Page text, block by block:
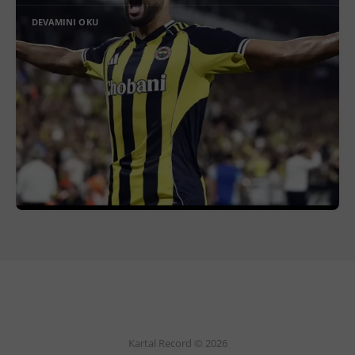
DEVAMINI OKU
Kartal Record © 2026